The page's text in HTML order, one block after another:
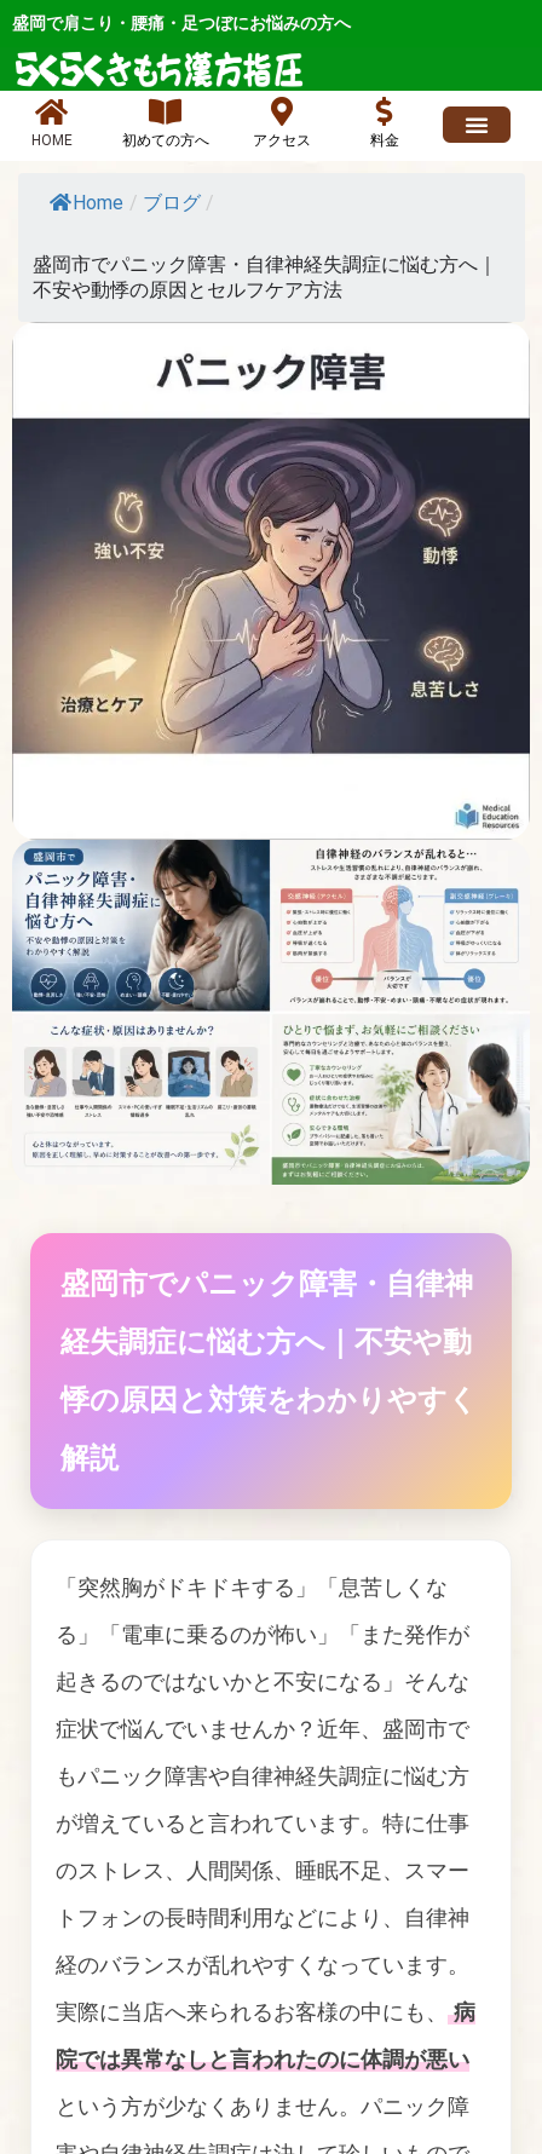
内
を
盛岡で肩こり・腰痛・足つぼにお悩みの方へ
HOME 初めての方へ アクセス 料金
Home / ブログ /
盛岡市でパニック障害・自律神経失調症に悩む方へ｜
不安や動悸の原因とセルフケア方法
盛岡市でパニック障害・自律神
経失調症に悩む方へ｜不安や動
悸の原因と対策をわかりやすく
解説
「突然胸がドキドキする」「息苦しくな
る」「電車に乗るのが怖い」「また発作が
起きるのではないかと不安になる」そんな
症状で悩んでいませんか？近年、盛岡市で
もパニック障害や自律神経失調症に悩む方
が増えていると言われています。特に仕事
のストレス、人間関係、睡眠不足、スマー
トフォンの長時間利用などにより、自律神
経のバランスが乱れやすくなっています。
実際に当店へ来られるお客様の中にも、 病
院では異常なしと言われたのに体調が悪い
という方が少なくありません。パニック障